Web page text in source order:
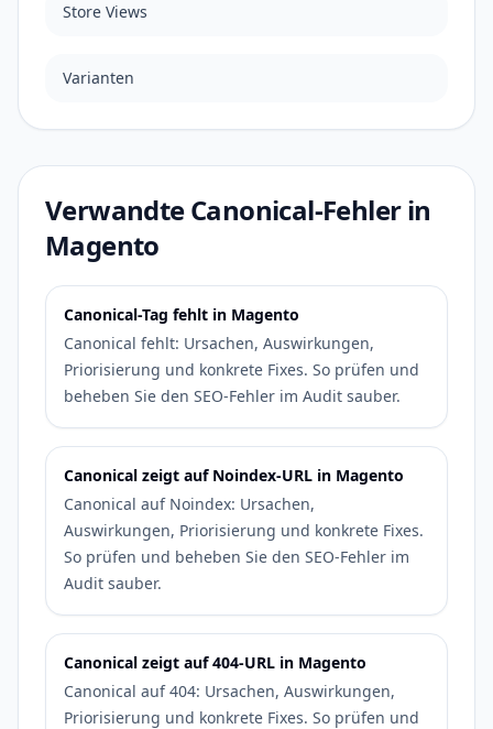
Store Views
Varianten
Verwandte Canonical-Fehler in
Magento
Canonical-Tag fehlt in Magento
Canonical fehlt: Ursachen, Auswirkungen,
Priorisierung und konkrete Fixes. So prüfen und
beheben Sie den SEO-Fehler im Audit sauber.
Canonical zeigt auf Noindex-URL in Magento
Canonical auf Noindex: Ursachen,
Auswirkungen, Priorisierung und konkrete Fixes.
So prüfen und beheben Sie den SEO-Fehler im
Audit sauber.
Canonical zeigt auf 404-URL in Magento
Canonical auf 404: Ursachen, Auswirkungen,
Priorisierung und konkrete Fixes. So prüfen und